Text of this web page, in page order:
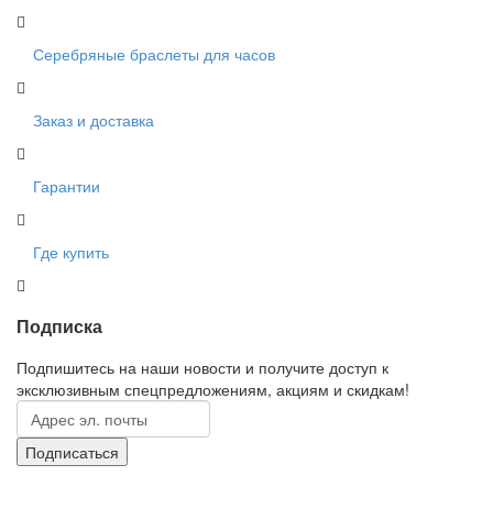
Серебряные браслеты для часов
Заказ и доставка
Гарантии
Где купить
Подписка
Подпишитесь на наши новости и получите доступ к
эксклюзивным спецпредложениям, акциям и скидкам!